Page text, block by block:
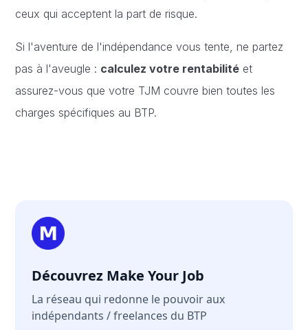
ceux qui acceptent la part de risque.
Si l'aventure de l'indépendance vous tente, ne partez
pas à l'aveugle : calculez votre rentabilité et
assurez-vous que votre TJM couvre bien toutes les
charges spécifiques au BTP.
Découvrez Make Your Job
La réseau qui redonne le pouvoir aux
indépendants / freelances du BTP